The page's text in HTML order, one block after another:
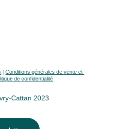
| Conditions générales de vente et
de confidentialité
Cattan 2023